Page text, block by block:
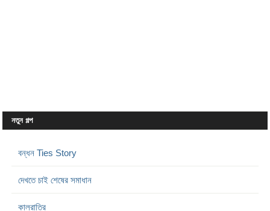
নতুন গল্প
বন্ধন Ties Story
দেখতে চাই শেষের সমাধান
কালরাত্রি